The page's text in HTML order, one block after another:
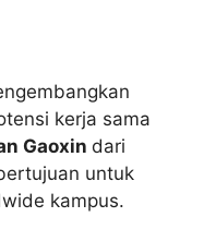
kerja sama
Gaoxin dari
untuk
kampus.